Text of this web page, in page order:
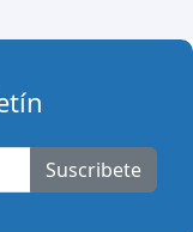
Suscribete